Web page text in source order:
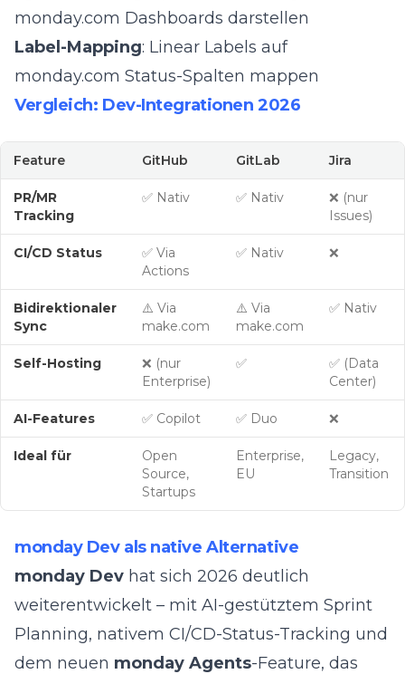
monday.com Dashboards darstellen
Label-Mapping: Linear Labels auf
monday.com Status-Spalten mappen
Vergleich: Dev-Integrationen 2026
Feature GitHub GitLab Jira
PR/MR
Tracking
✅ Nativ ✅ Nativ
❌ (nur
Issues)
CI/CD Status
✅ Via
Actions
✅ Nativ ❌
Bidirektionaler
Sync
⚠️ Via
make.com
⚠️ Via
make.com
✅ Nativ
Self-Hosting
❌ (nur
Enterprise)
✅
✅ (Data
Center)
AI-Features ✅ Copilot ✅ Duo ❌
Ideal für
Open
Source,
Startups
Enterprise,
EU
Legacy,
Transition
monday Dev als native Alternative
monday Dev hat sich 2026 deutlich
weiterentwickelt – mit AI-gestütztem Sprint
Planning, nativem CI/CD-Status-Tracking und
dem neuen monday Agents-Feature, das